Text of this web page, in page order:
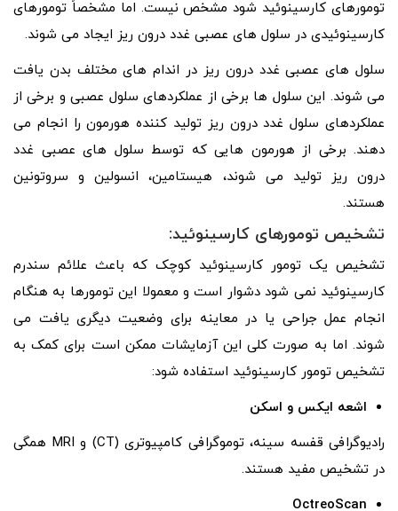
تومورهای کارسینوئید شود مشخص نیست. اما مشخصاً تومورهای
کارسینوئیدی در سلول های عصبی غدد درون ریز ایجاد می شوند.
سلول های عصبی غدد درون ریز در اندام های مختلف بدن یافت
می شوند. این سلول ها برخی از عملکردهای سلول عصبی و برخی از
عملکردهای سلول غدد درون ریز تولید کننده هورمون را انجام می
دهند. برخی از هورمون هایی که توسط سلول های عصبی غدد
درون ریز تولید می شوند، هیستامین، انسولین و سروتونین
هستند.
تشخیص تومورهای کارسینوئید:
تشخیص یک تومور کارسینوئید کوچک که باعث علائم سندرم
کارسینوئید نمی شود دشوار است و معمولا این تومورها به هنگام
انجام عمل جراحی یا در معاینه برای وضعیت دیگری یافت می
شوند. اما به صورت کلی این آزمایشات ممکن است برای کمک به
تشخیص تومور کارسینوئید استفاده شود:
اشعه ایکس و اسکن
رادیوگرافی قفسه سینه، توموگرافی کامپیوتری (CT) و MRI همگی
در تشخیص مفید هستند.
OctreoScan